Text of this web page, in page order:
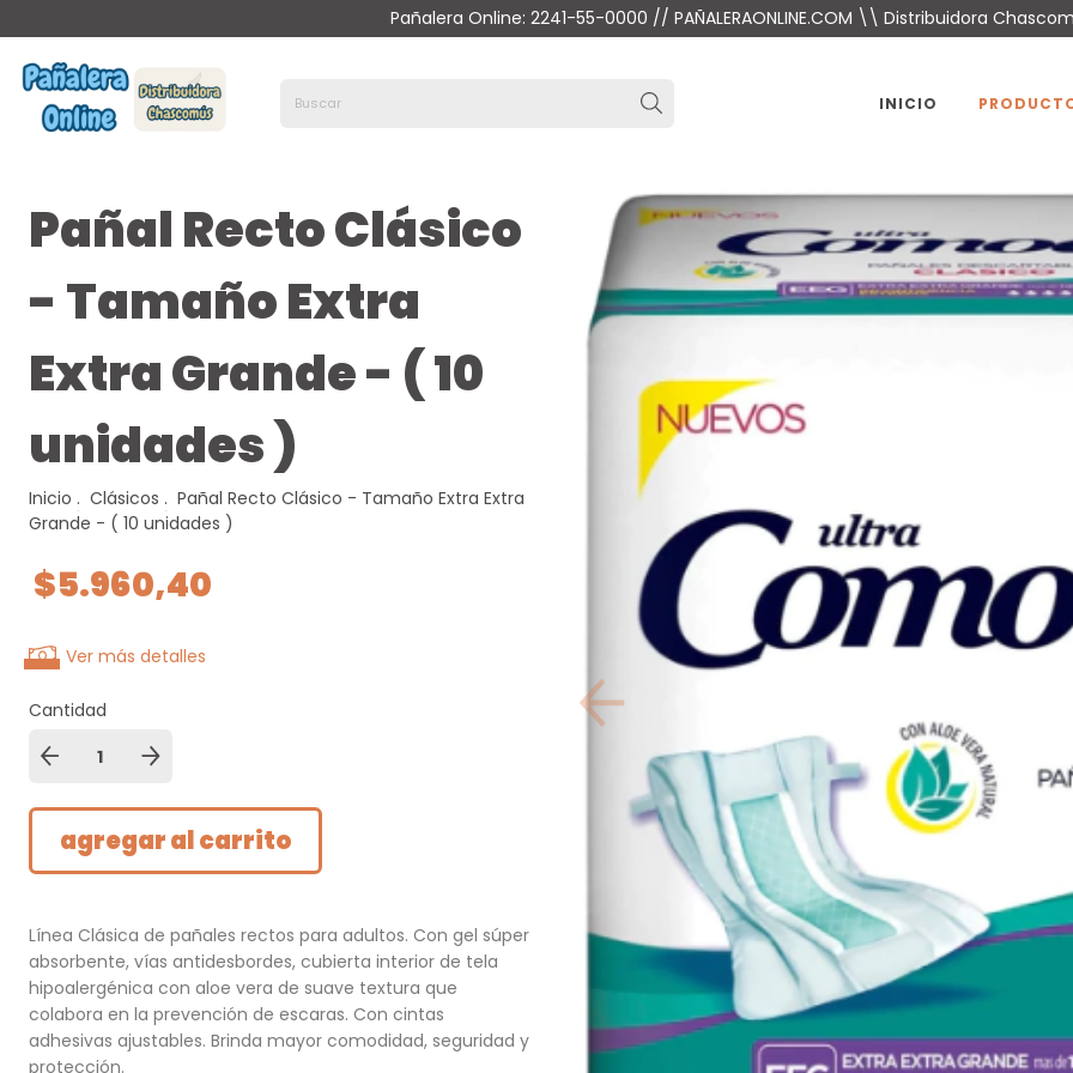
Pañalera Online: 2241-55-0000 // PAÑALERAONLINE.COM \\ Distribuidora
INICIO
Pañal Recto Clásico
- Tamaño Extra
Extra Grande - ( 10
unidades )
Inicio . Clásicos . Pañal Recto Clásico - Tamaño Extra Extra
Grande - ( 10 unidades )
$5.960,40
Ver más detalles
Cantidad
Línea Clásica de pañales rectos para adultos. Con gel súper
absorbente, vías antidesbordes, cubierta interior de tela
hipoalergénica con aloe vera de suave textura que
colabora en la prevención de escaras. Con cintas
adhesivas ajustables. Brinda mayor comodidad, seguridad y
protección.